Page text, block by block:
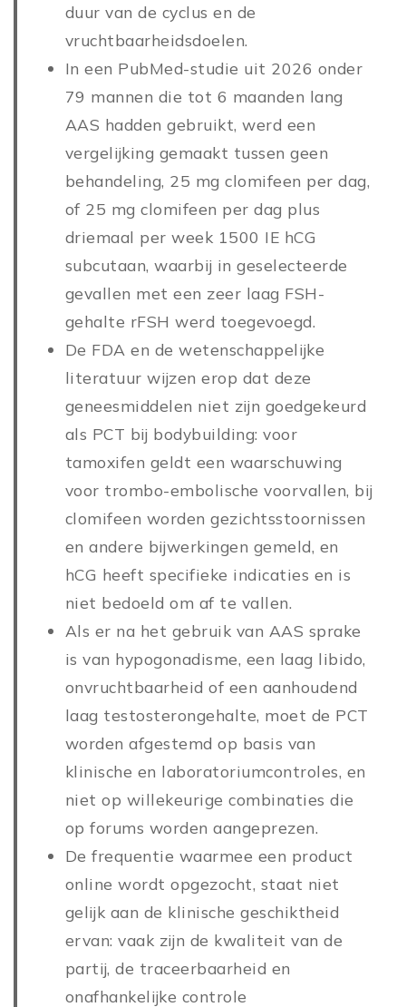
duur van de cyclus en de
vruchtbaarheidsdoelen.
In een PubMed-studie uit 2026 onder
79 mannen die tot 6 maanden lang
AAS hadden gebruikt, werd een
vergelijking gemaakt tussen geen
behandeling, 25 mg clomifeen per dag,
of 25 mg clomifeen per dag plus
driemaal per week 1500 IE hCG
subcutaan, waarbij in geselecteerde
gevallen met een zeer laag FSH-
gehalte rFSH werd toegevoegd.
De FDA en de wetenschappelijke
literatuur wijzen erop dat deze
geneesmiddelen niet zijn goedgekeurd
als PCT bij bodybuilding: voor
tamoxifen geldt een waarschuwing
voor trombo-embolische voorvallen, bij
clomifeen worden gezichtsstoornissen
en andere bijwerkingen gemeld, en
hCG heeft specifieke indicaties en is
niet bedoeld om af te vallen.
Als er na het gebruik van AAS sprake
is van hypogonadisme, een laag libido,
onvruchtbaarheid of een aanhoudend
laag testosterongehalte, moet de PCT
worden afgestemd op basis van
klinische en laboratoriumcontroles, en
niet op willekeurige combinaties die
op forums worden aangeprezen.
De frequentie waarmee een product
online wordt opgezocht, staat niet
gelijk aan de klinische geschiktheid
ervan: vaak zijn de kwaliteit van de
partij, de traceerbaarheid en
onafhankelijke controle